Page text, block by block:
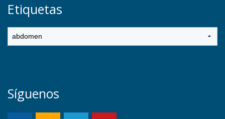
Etiquetas
Síguenos